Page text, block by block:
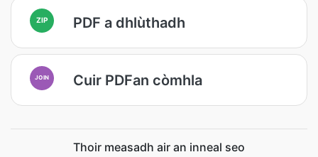
ZIP PDF a dhlùthadh
JOIN Cuir PDFan còmhla
Thoir measadh air an inneal seo